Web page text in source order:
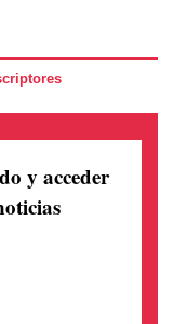
y acceder